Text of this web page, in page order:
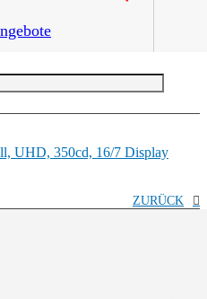
UHD, 350cd, 16/7 Display
ZURÜCK